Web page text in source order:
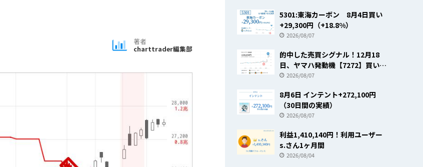
著者
charttrader編集部
5301:東海カーボン 8月4日買い
+29,300円（+18.8%）
2026/08/07
的中した売買シグナル！12月18
日、ヤマハ発動機【7272】買いの
売買シグナルで+23.8％
2026/08/07
8月6日 インテント+272,100円
（30日間の実績）
2026/08/07
利益1,410,140円！利用ユーザー
s.さん1ヶ月間
2026/08/04